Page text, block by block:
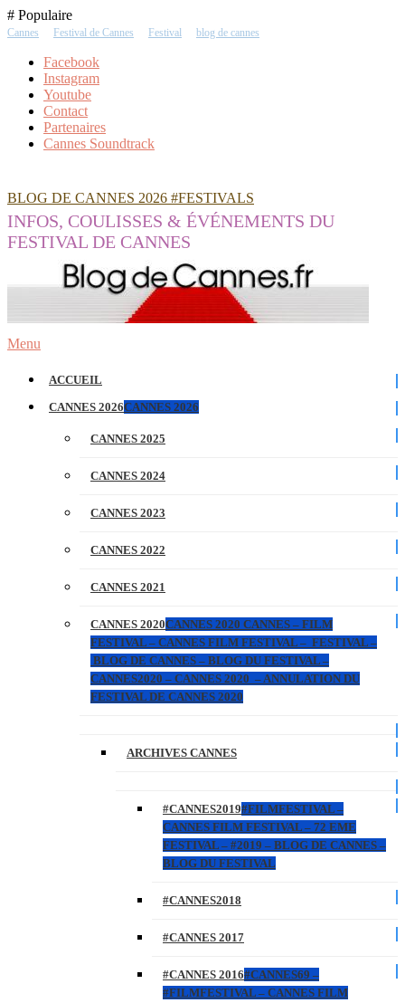
Skip
To
# Populaire
Cannes Festival de Cannes Festival blog de cannes
Facebook
Instagram
Youtube
Contact
Partenaires
Cannes Soundtrack
BLOG DE CANNES 2026 #FESTIVALS
INFOS, COULISSES & ÉVÉNEMENTS DU
FESTIVAL DE CANNES
Menu
ACCUEIL
CANNES 2026CANNES 2026
CANNES 2025
CANNES 2024
CANNES 2023
CANNES 2022
CANNES 2021
CANNES 2020CANNES 2020 CANNES – FILM
FESTIVAL – CANNES FILM FESTIVAL – FESTIVAL –
BLOG DE CANNES – BLOG DU FESTIVAL –
CANNES2020 – CANNES 2020 – ANNULATION DU
FESTIVAL DE CANNES 2020
ARCHIVES CANNES
#CANNES2019#FILMFESTIVAL –
CANNES FILM FESTIVAL – 72 EME
FESTIVAL – #2019 – BLOG DE CANNES –
BLOG DU FESTIVAL
#CANNES2018
#CANNES 2017
#CANNES 2016#CANNES69 –
#FILMFESTIVAL – CANNES FILM